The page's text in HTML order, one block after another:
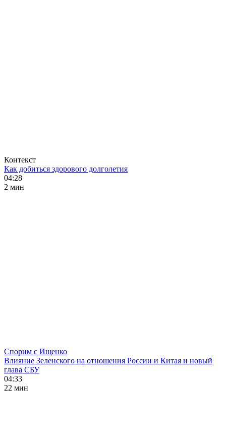
Контекст
Как добиться здорового долголетия
04:28
2 мин
Спорим с Ищенко
Влияние Зеленского на отношения России и Китая и новый
глава СБУ
04:33
22 мин